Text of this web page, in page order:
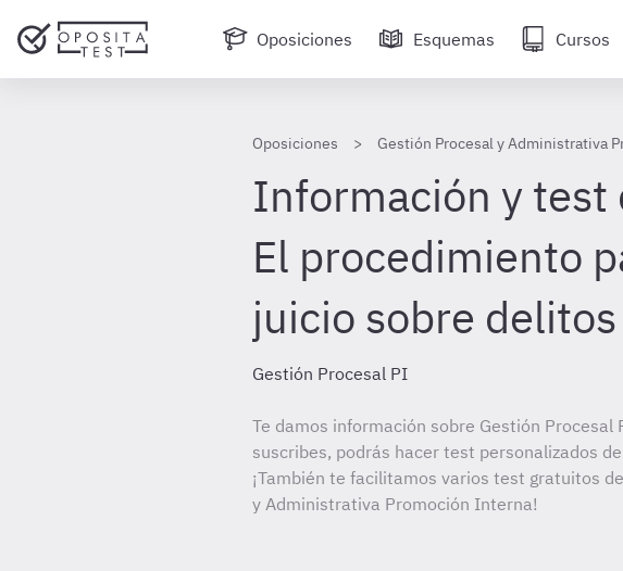
Oposiciones Esquemas Cursos
Oposiciones Gestión Procesal y Administrativa
Información y test
El procedimiento
juicio sobre
Gestión Procesal PI
Te damos información sobre Gestión Procesal
suscribes, podrás hacer test personalizados
¡También te facilitamos varios test gratuitos
y Administrativa Promoción Interna!